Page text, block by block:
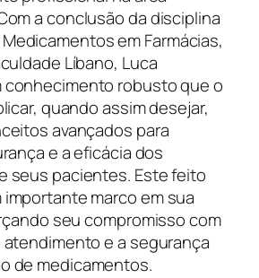
a conclusão da disciplina
em Farmácias,
Líbano, Luca
robusto que o
quando assim desejar,
avançados para
e a eficácia dos
seus pacientes. Este feito
marco em sua
seu compromisso com
e a segurança
de medicamentos.